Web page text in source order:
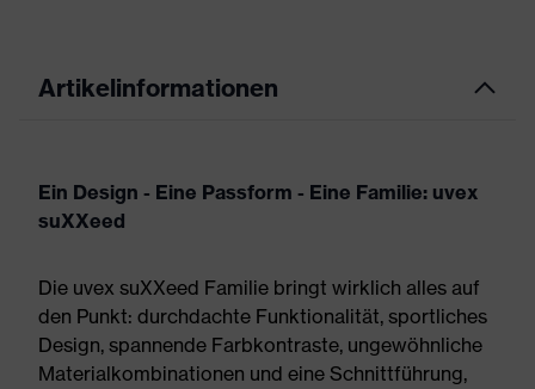
Artikelinformationen
Ein Design - Eine Passform - Eine Familie: uvex
suXXeed
Die uvex suXXeed Familie bringt wirklich alles auf
den Punkt: durchdachte Funktionalität, sportliches
Design, spannende Farbkontraste, ungewöhnliche
Materialkombinationen und eine Schnittführung,